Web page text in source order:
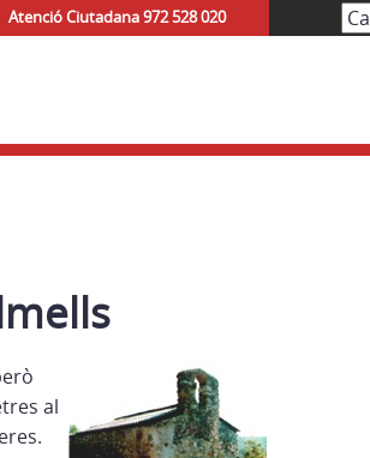
Atenció Ciutadana 972 528 020
al